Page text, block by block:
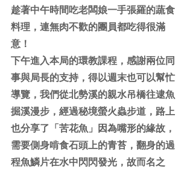
趁著中午時間吃老闆娘一手張羅的蔬食
料理，連無肉不歡的團員都吃得很滿
意！
下午進入本局的環教課程，感謝兩位同
事與局長的支持，得以週末也可以幫忙
導覽，我們從北勢溪的親水吊橋往逮魚
掘溪漫步，經過秘境螢火蟲步道，路上
也分享了「苦花魚」因為嘴形的緣故，
需要側身啃食石頭上的青苔，翻身的過
程魚鱗片在水中閃閃發光，故而名之